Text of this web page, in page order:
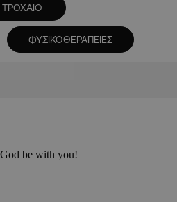
ΤΡΟΧΑΙΟ
ΦΥΣΙΚΟΘΕΡΑΠΕΙΕΣ